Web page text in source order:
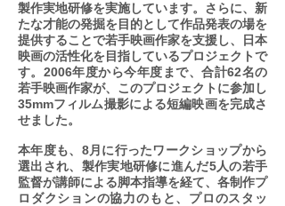
製作実地研修を実施しています。さらに、新
たな才能の発掘を目的として作品発表の場を
提供することで若手映画作家を支援し、日本
映画の活性化を目指しているプロジェクトで
す。2006年度から今年度まで、合計62名の
若手映画作家が、このプロジェクトに参加し
35mmフィルム撮影による短編映画を完成さ
せました。
本年度も、8月に行ったワークショップから
選出され、製作実地研修に進んだ5人の若手
監督が講師による脚本指導を経て、各制作プ
ロダクションの協力のもと、プロのスタッ